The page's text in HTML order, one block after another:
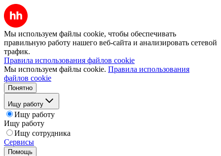
Мы используем файлы cookie, чтобы обеспечивать
правильную работу нашего веб-сайта и анализировать сетевой
трафик.
Правила использования файлов cookie
Мы используем файлы cookie. Правила использования
файлов cookie
Понятно
Ищу работу
Ищу работу
Ищу работу
Ищу сотрудника
Сервисы
Помощь